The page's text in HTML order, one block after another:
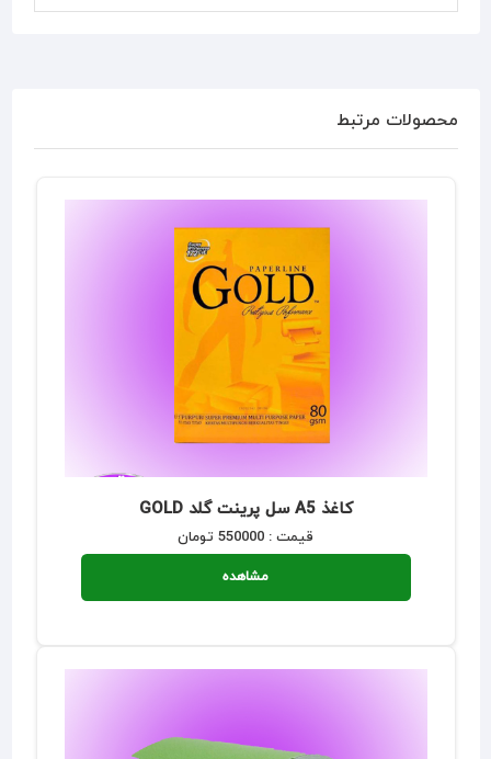
محصولات مرتبط
کاغذ A5 سل پرینت گلد GOLD
قیمت : 550000 تومان
مشاهده